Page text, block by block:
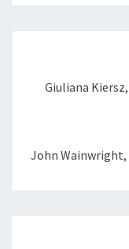
Giuliana Kiersz,
John Wainwright,